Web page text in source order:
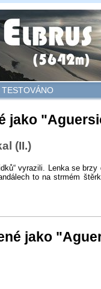
TESTOVÁNO
jako
(II.)
vyrazili. Lenka se
to na strmém
jako